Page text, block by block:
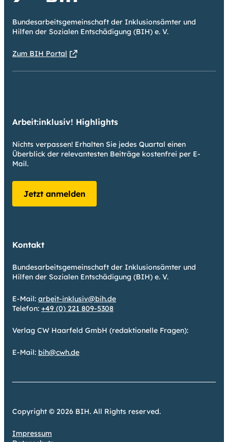
Bundesarbeitsgemeinschaft der Inklusionsämter und
Hilfen der Sozialen Entschädigung (BIH) e. V.
Zum BIH Portal
Arbeit:inklusiv! Highlights
Nichts verpassen! Erhalten Sie jedes Quartal einen
Überblick der relevantesten Beiträge kostenfrei per E-
Mail.
Jetzt anmelden
Kontakt
Bundesarbeitsgemeinschaft der Inklusionsämter und
Hilfen der Sozialen Entschädigung (BIH) e. V.
E-Mail: arbeit-inklusiv@bih.de
Telefon: +49 (0) 221 809-5308
Verlag CW Haarfeld GmbH (redaktionelle Fragen):
E-Mail: bih@cwh.de
Copyright © 2026 BIH. All Rights reserved.
Impressum